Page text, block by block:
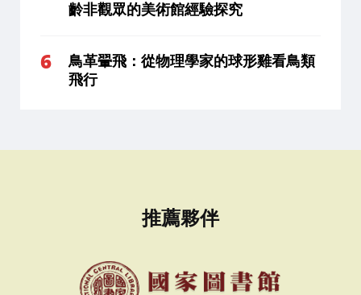
齡非觀眾的美術館經驗探究
鳥革翬飛：從物理學家的球形雞看鳥類
飛行
推薦夥伴